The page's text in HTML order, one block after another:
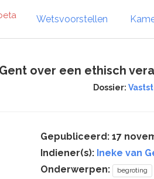
Wetsvoorstellen
over een ethisch
Dossier:
Gepubliceerd: 17
Indiener(s): Ineke van
Onderwerpen:
begroting